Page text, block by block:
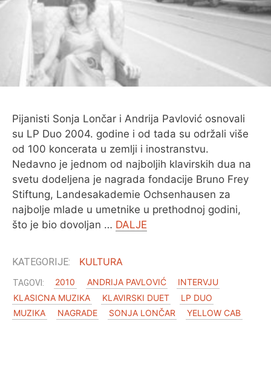
Pijanisti Sonja Lončar i Andrija Pavlović osnovali
su LP Duo 2004. godine i od tada su održali više
od 100 koncerata u zemlji i inostranstvu.
Nedavno je jednom od najboljih klavirskih dua na
svetu dodeljena je nagrada fondacije Bruno Frey
Stiftung, Landesakademie Ochsenhausen za
najbolje mlade u umetnike u prethodnoj godini,
što je bio dovoljan … DALJE
KULTURA
2010 ANDRIJA PAVLOVIĆ
INTERVJU
KLASICNA MUZIKA
KLAVIRSKI DUET
LP DUO
MUZIKA
NAGRADE SONJA LONČAR YELLOW CAB